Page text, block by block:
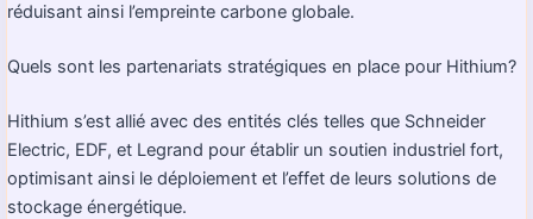
réduisant ainsi l’empreinte carbone globale.
Quels sont les partenariats stratégiques en place pour Hithium?
Hithium s’est allié avec des entités clés telles que Schneider
Electric, EDF, et Legrand pour établir un soutien industriel fort,
optimisant ainsi le déploiement et l’effet de leurs solutions de
stockage énergétique.